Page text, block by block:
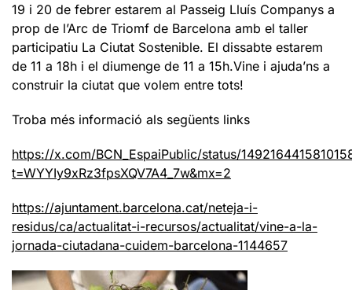
19 i 20 de febrer estarem al Passeig Lluís Companys a
prop de l’Arc de Triomf de Barcelona amb el taller
participatiu La Ciutat Sostenible. El dissabte estarem
de 11 a 18h i el diumenge de 11 a 15h.Vine i ajuda’ns a
construir la ciutat que volem entre tots!
Troba més informació als següents links
https://x.com/BCN_EspaiPublic/status/
t=WYYIy9xRz3fpsXQV7A4_7w&mx=2
https://ajuntament.barcelona.cat/neteja-i-
residus/ca/actualitat-i-recursos/actualitat/vine-a-la-
jornada-ciutadana-cuidem-barcelona-1144657